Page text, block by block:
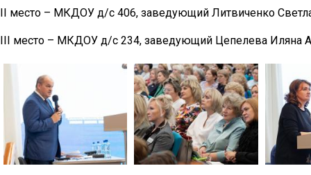
II место – МКДОУ д/с 406, заведующий Литвиченко
III место – МКДОУ д/с 234, заведующий Цепелева Иляна